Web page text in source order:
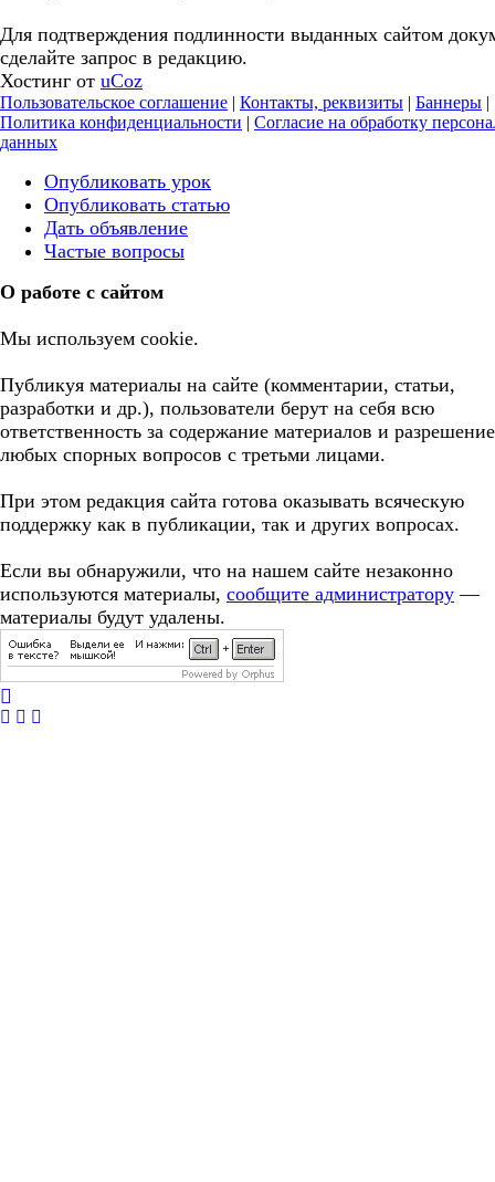
Для подтверждения подлинности выданных сайтом
сделайте запрос в редакцию.
Хостинг от uCoz
Пользовательское соглашение | Контакты, реквизиты | Баннеры |
Политика конфиденциальности | Согласие на обработку
данных
Опубликовать урок
Опубликовать статью
Дать объявление
Частые вопросы
О работе с сайтом
Мы используем cookie.
Публикуя материалы на сайте (комментарии, статьи,
разработки и др.), пользователи берут на себя всю
ответственность за содержание материалов и разрешение
любых спорных вопросов с третьми лицами.
При этом редакция сайта готова оказывать всяческую
поддержку как в публикации, так и других вопросах.
Если вы обнаружили, что на нашем сайте незаконно
используются материалы, сообщите администратору —
материалы будут удалены.